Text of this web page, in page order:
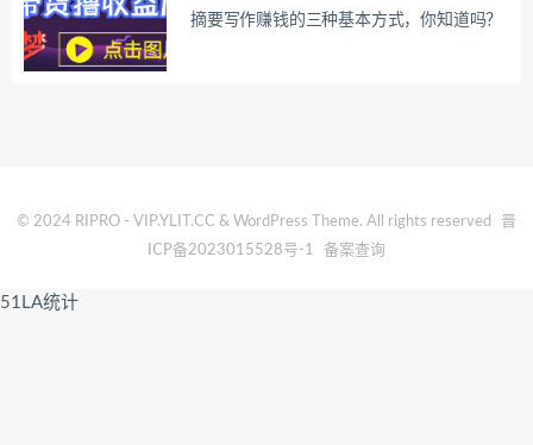
摘要写作赚钱的三种基本方式，你知道吗？
© 2024 RIPRO - VIP.YLIT.CC & WordPress Theme. All rights reserved
晋
ICP备2023015528号-1
备案查询
51LA统计